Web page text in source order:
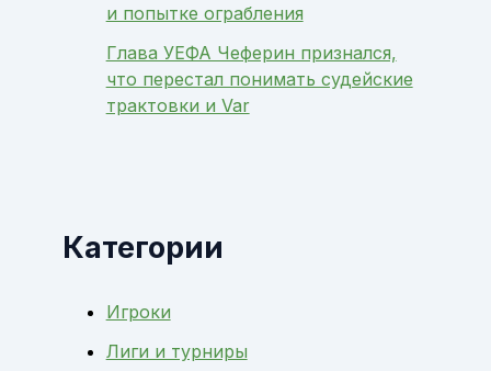
и попытке ограбления
Глава УЕФА Чеферин признался,
что перестал понимать судейские
трактовки и Var
Категории
Игроки
Лиги и турниры